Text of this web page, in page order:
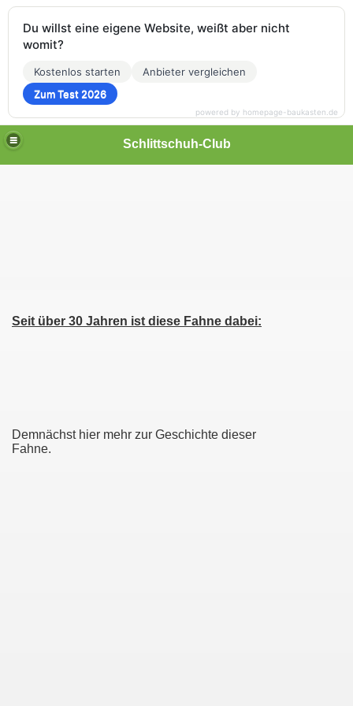
Schlittschuh-Club
Seit über 30 Jahren ist diese Fahne dabei:
Demnächst hier mehr zur Geschichte dieser
Fahne.
Du willst eine eigene Website, weißt aber nicht
womit?
Kostenlos starten
Anbieter vergleichen
Zum Test 2026
powered by homepage-baukasten.de